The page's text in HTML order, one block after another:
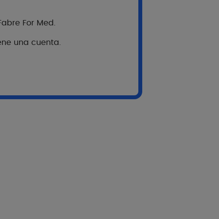
que mida la gravedad del prurito
For Med.
una cuenta.